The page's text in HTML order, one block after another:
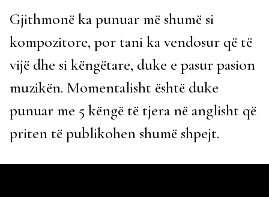
Gjithmonë ka punuar më shumë si
kompozitore, por tani ka vendosur që të
vijë dhe si këngëtare, duke e pasur pasion
muzikën. Momentalisht është duke
punuar me 5 këngë të tjera në anglisht që
priten të publikohen shumë shpejt.